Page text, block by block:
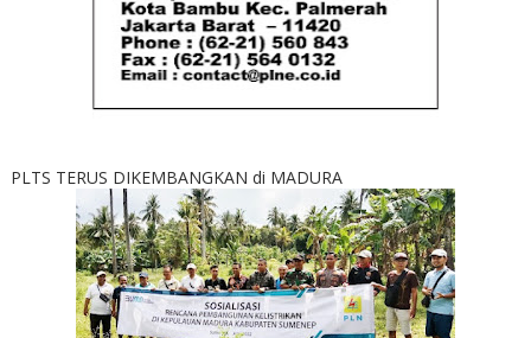
PLTS TERUS DIKEMBANGKAN di MADURA